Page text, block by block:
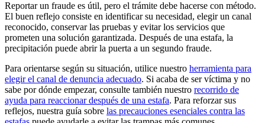
Reportar un fraude es útil, pero el trámite debe hacerse con método.
El buen reflejo consiste en identificar su necesidad, elegir un canal
reconocido, conservar las pruebas y evitar los servicios que
prometen una solución garantizada. Después de una estafa, la
precipitación puede abrir la puerta a un segundo fraude.
Para orientarse según su situación, utilice nuestro herramienta para
elegir el canal de denuncia adecuado. Si acaba de ser víctima y no
sabe por dónde empezar, consulte también nuestro recorrido de
ayuda para reaccionar después de una estafa. Para reforzar sus
reflejos, nuestra guía sobre las precauciones esenciales contra las